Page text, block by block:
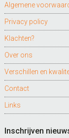
Algemene
Privacy policy
Klachten?
Over ons
Verschillen en
Contact
Links
Inschrijven